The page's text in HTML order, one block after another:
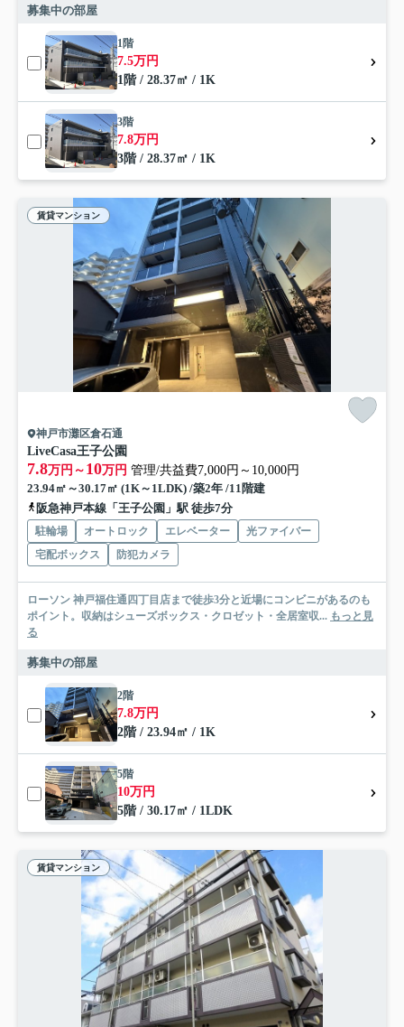
募集中の部屋
1階
7.5万円
1階 / 28.37㎡ / 1K
3階
7.8万円
3階 / 28.37㎡ / 1K
賃貸マンション
神戸市灘区倉石通
LiveCasa王子公園
7.8万円～ 10万円 管理/共益費7,000円～10,000円
23.94㎡～30.17㎡ (1K～1LDK) /築2年 /11階建
阪急神戸本線「王子公園」駅 徒歩7分
駐輪場 オートロック エレベーター
光ファイバー
宅配ボックス
防犯カメラ
ローソン 神戸福住通四丁目店まで徒歩3分と近場にコンビニがあるのも
ポイント。収納はシューズボックス・クロゼット・全居室収... もっと見
る
募集中の部屋
2階
7.8万円
2階 / 23.94㎡ / 1K
5階
10万円
5階 / 30.17㎡ / 1LDK
賃貸マンション